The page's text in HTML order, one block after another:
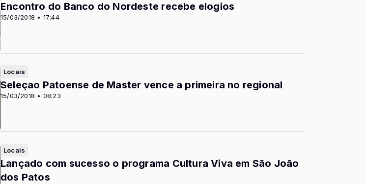
15/03/2018 • 17:44
Encontro do Banco do Nordeste recebe elogios
Locais
15/03/2018 • 08:23
Seleçao Patoense de Master vence a primeira no regional
Locais
Lançado com sucesso o programa Cultura Viva em São João
dos Patos